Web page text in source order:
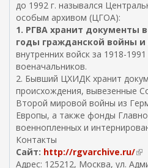
до 1992 г. назывался
особым архивом (ЦГОА):
1. РГВА хранит документы
годы гражданской войны и
внутренних войск за 1918-
военачальников.
2. Бывший ЦХИДК хранит
происхождения, вывезенные
Второй мировой войны из
Европы, а также фонды
военнопленных и
Контакты
Сайт: http://rgvarchive.ru/(
в
Aдрес: 125212, Москва, ул.